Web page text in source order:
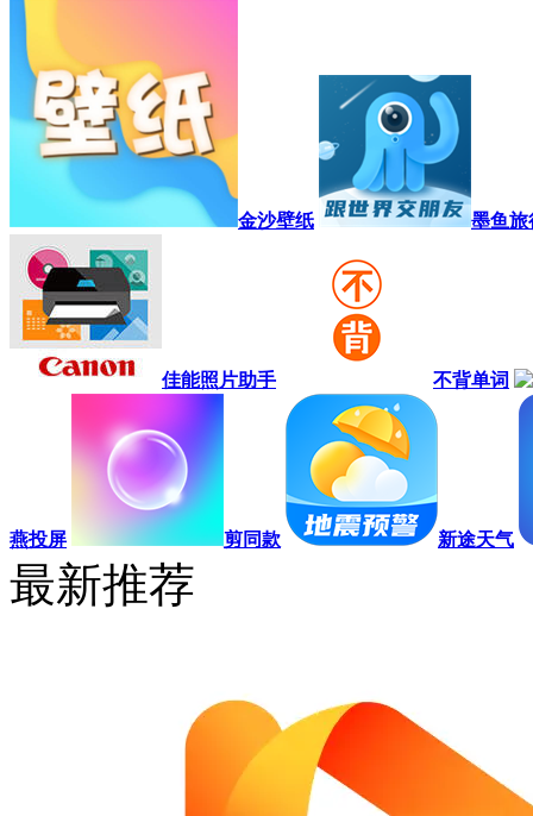
金沙壁纸 墨鱼旅
佳能照片助手 不背单词
燕投屏 剪同款 新途天气
最新推荐